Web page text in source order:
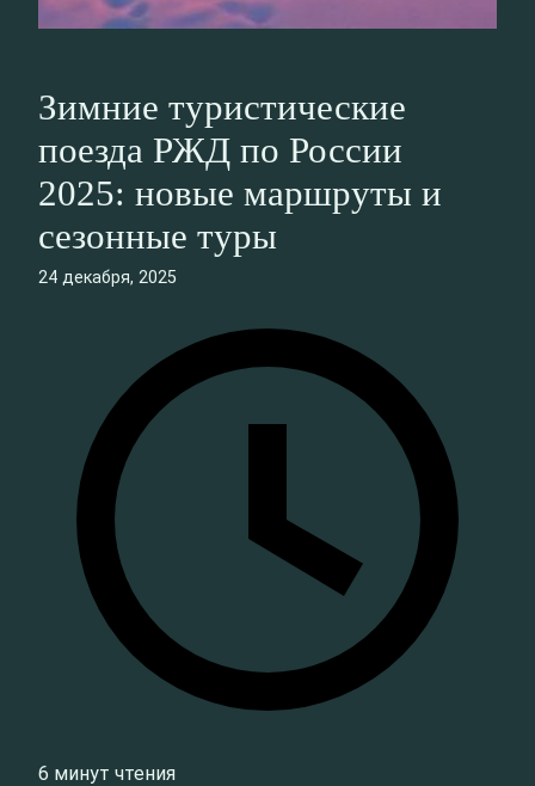
Зимние туристические
поезда РЖД по России
2025: новые маршруты и
сезонные туры
24 декабря, 2025
6 минут чтения